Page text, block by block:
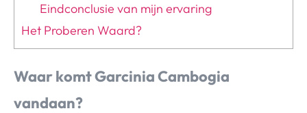
Eindconclusie van mijn ervaring
Het Proberen Waard?
Waar komt Garcinia Cambogia
vandaan?